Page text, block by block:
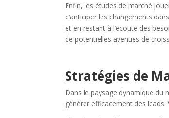
Enfin, les études de marché
d’anticiper les changements
et en restant à l’écoute des
de potentielles avenues de
Stratégies de
Dans le paysage dynamique du
générer efficacement des leads.